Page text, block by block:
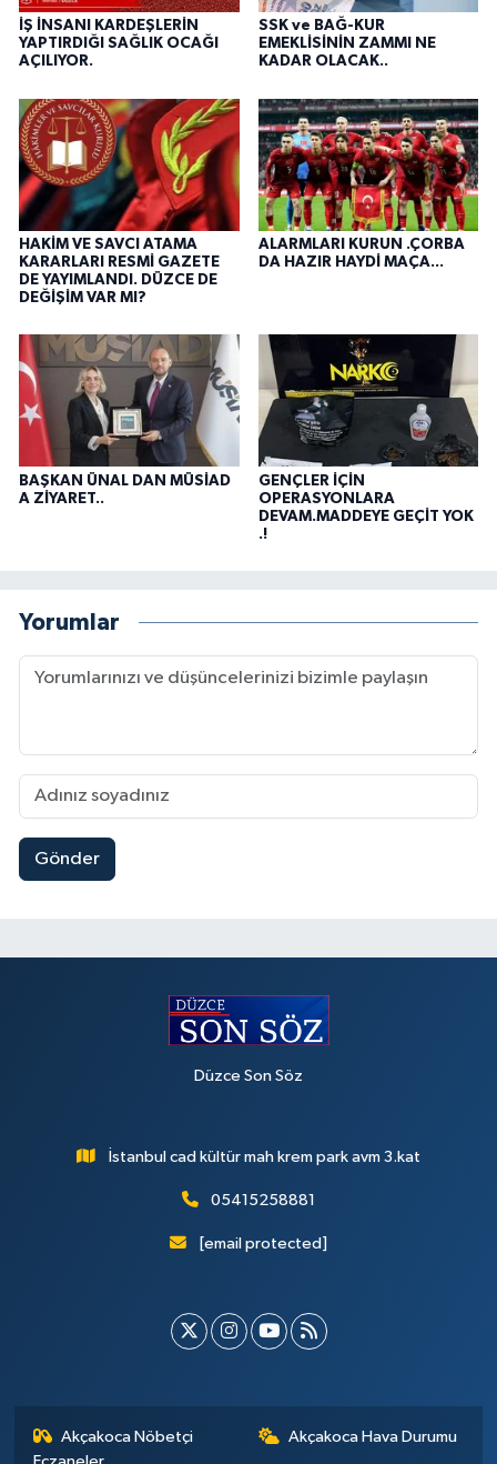
İŞ İNSANI KARDEŞLERİN
YAPTIRDIĞI SAĞLIK OCAĞI
AÇILIYOR.
SSK ve BAĞ-KUR
EMEKLİSİNİN ZAMMI NE
KADAR OLACAK..
HAKİM VE SAVCI ATAMA
KARARLARI RESMİ GAZETE
DE YAYIMLANDI. DÜZCE DE
DEĞİŞİM VAR MI?
ALARMLARI KURUN .ÇORBA
DA HAZIR HAYDİ MAÇA...
BAŞKAN ÜNAL DAN MÜSİAD
A ZİYARET..
GENÇLER İÇİN
OPERASYONLARA
DEVAM.MADDEYE GEÇİT YOK
.!
Yorumlar
Gönder
Düzce Son Söz
İstanbul cad kültür mah krem park avm 3.kat
05415258881
[email protected]
Akçakoca Nöbetçi
Eczaneler
Akçakoca Hava Durumu